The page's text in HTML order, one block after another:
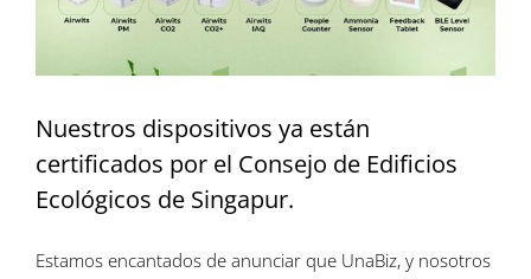
Nuestros dispositivos ya están
certificados por el Consejo de Edificios
Ecológicos de Singapur.
Estamos encantados de anunciar que UnaBiz, y nosotros